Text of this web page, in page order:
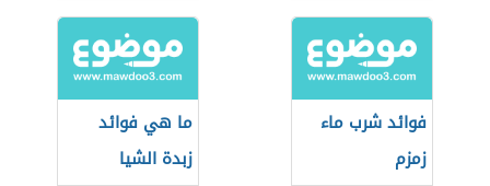
فوائد شرب ماء
زمزم
ما هي فوائد
زبدة الشيا